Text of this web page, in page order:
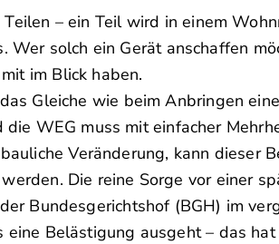
– ein Teil wird in einem
solch ein Gerät anschaffen
im Blick haben.
Gleiche wie beim Anbringen
WEG muss mit einfacher
Veränderung, kann dieser
Die reine Sorge vor einer
Bundesgerichtshof (BGH) im
Belästigung ausgeht – das